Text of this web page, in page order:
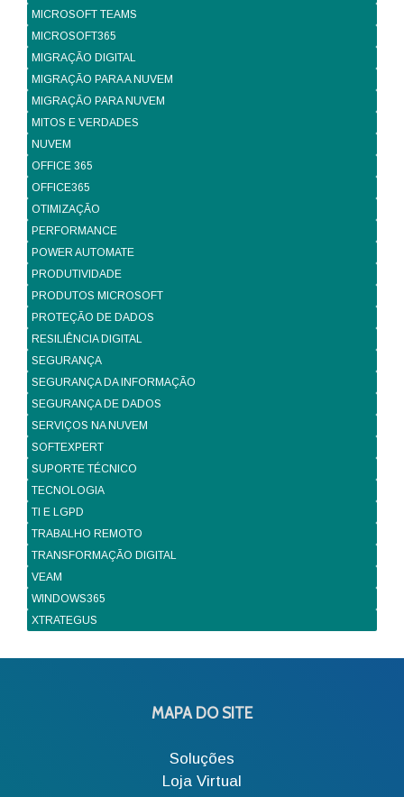
MICROSOFT TEAMS
MICROSOFT365
MIGRAÇÃO DIGITAL
MIGRAÇÃO PARA A NUVEM
MIGRAÇÃO PARA NUVEM
MITOS E VERDADES
NUVEM
OFFICE 365
OFFICE365
OTIMIZAÇÃO
PERFORMANCE
POWER AUTOMATE
PRODUTIVIDADE
PRODUTOS MICROSOFT
PROTEÇÃO DE DADOS
RESILIÊNCIA DIGITAL
SEGURANÇA
SEGURANÇA DA INFORMAÇÃO
SEGURANÇA DE DADOS
SERVIÇOS NA NUVEM
SOFTEXPERT
SUPORTE TÉCNICO
TECNOLOGIA
TI E LGPD
TRABALHO REMOTO
TRANSFORMAÇÃO DIGITAL
VEAM
WINDOWS365
XTRATEGUS
MAPA DO SITE
Soluções
Loja Virtual